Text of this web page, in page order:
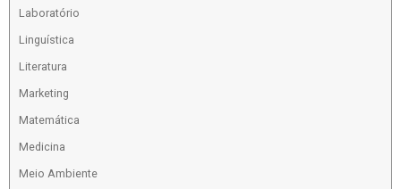
Laboratório
Linguística
Literatura
Marketing
Matemática
Medicina
Meio Ambiente